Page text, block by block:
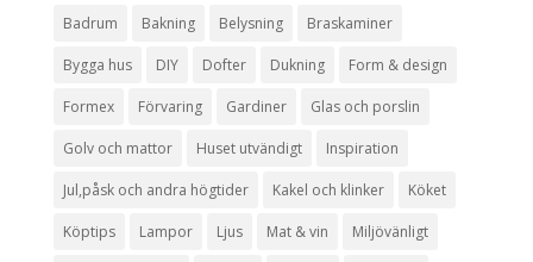
Badrum Bakning Belysning Braskaminer
Bygga hus DIY Dofter Dukning Form & design
Formex Förvaring Gardiner Glas och porslin
Golv och mattor Huset utvändigt Inspiration
Jul,påsk och andra högtider Kakel och klinker Köket
Köptips Lampor Ljus Mat & vin Miljövänligt